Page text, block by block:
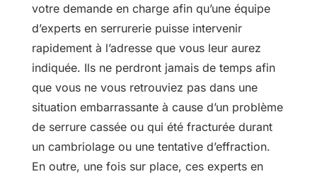
votre demande en charge afin qu’une équipe
d’experts en serrurerie puisse intervenir
rapidement à l’adresse que vous leur aurez
indiquée. Ils ne perdront jamais de temps afin
que vous ne vous retrouviez pas dans une
situation embarrassante à cause d’un problème
de serrure cassée ou qui été fracturée durant
un cambriolage ou une tentative d’effraction.
En outre, une fois sur place, ces experts en